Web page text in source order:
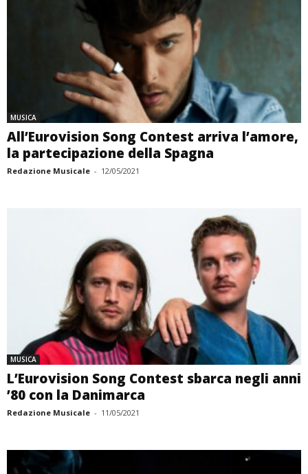
MUSICA
All’Eurovision Song Contest arriva l’amore,
la partecipazione della Spagna
Redazione Musicale - 12/05/2021
MUSICA
L’Eurovision Song Contest sbarca negli anni
’80 con la Danimarca
Redazione Musicale - 11/05/2021